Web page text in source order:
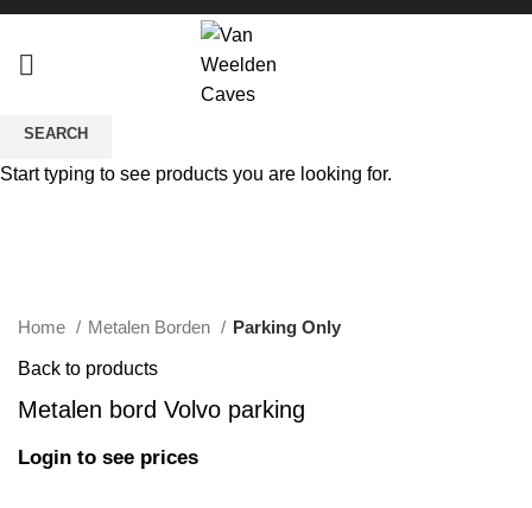
Home Metalen Borden Parking Only
Back to products
Metalen bord Volvo parking
Login to see prices
SEARCH
Start typing to see products you are looking for.